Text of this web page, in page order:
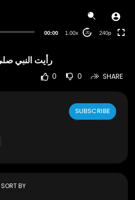
00:00 1.00x 20 240p
0 0 SHARE
SUBSCRIBE
SORT BY